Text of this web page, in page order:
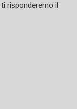
risponderemo il